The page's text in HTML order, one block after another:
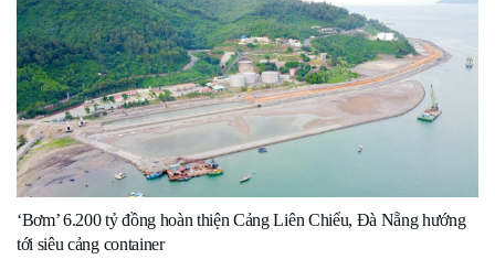
‘Bơm’ 6.200 tỷ đồng hoàn thiện Cảng Liên Chiểu, Đà Nẵng hướng
tới siêu cảng container